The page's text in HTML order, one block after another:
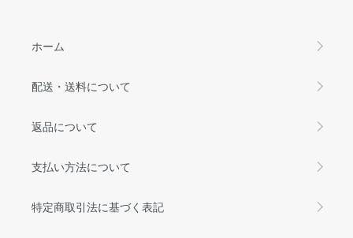
ホーム
配送・送料について
返品について
支払い方法について
特定商取引法に基づく表記